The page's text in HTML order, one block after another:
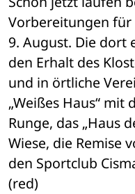
Vorbereitungen für
9. August. Die dort
den Erhalt des
und in örtliche
„Weißes Haus“
Runge, das „Haus
Wiese, die Remise
den Sportclub
(red)